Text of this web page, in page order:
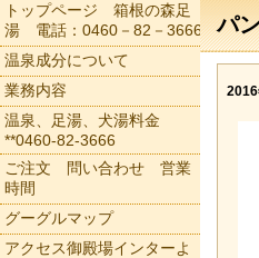
パ
トップページ 箱根の森足
湯 電話：0460－82－3666
温泉成分について
業務内容
温泉、足湯、犬湯料金
**0460-82-3666
ご注文 問い合わせ 営業
時間
グーグルマップ
アクセス御殿場インターよ